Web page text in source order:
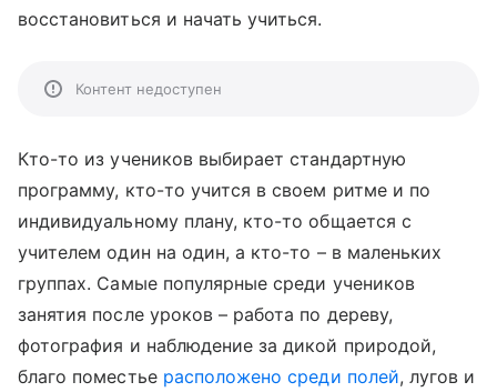
восстановиться и начать учиться.
Контент недоступен
Кто-то из учеников выбирает стандартную
программу, кто-то учится в своем ритме и по
индивидуальному плану, кто-то общается с
учителем один на один, а кто-то – в маленьких
группах. Самые популярные среди учеников
занятия после уроков – работа по дереву,
фотография и наблюдение за дикой природой,
благо поместье расположено среди полей, лугов и